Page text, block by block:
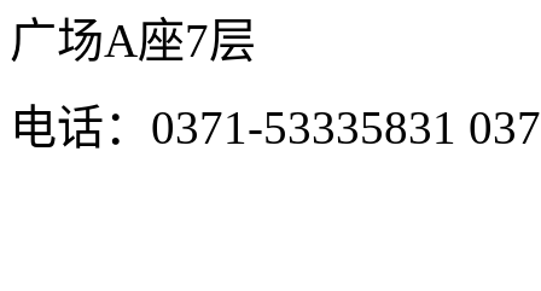
广场A座7层
电话：0371-53335831